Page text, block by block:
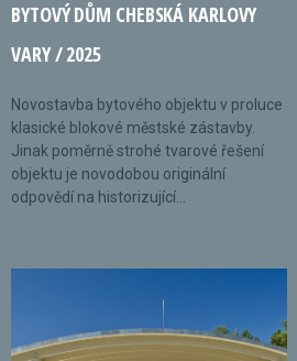
BYTOVÝ DŮM CHEBSKÁ KARLOVY
VARY / 2025
Novostavba bytového objektu v proluce
klasické blokové městské zástavby.
Jinak poměrně strohé tvarové řešení
objektu je novodobou originální
odpovědí na historizující...